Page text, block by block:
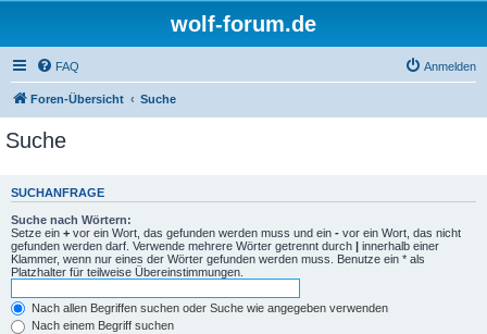
wolf-forum.de
FAQ Anmelden
Foren-Übersicht Suche
Suche
SUCHANFRAGE
Suche nach Wörtern:
Setze ein + vor ein Wort, das gefunden werden muss und ein - vor ein Wort, das nicht
gefunden werden darf. Verwende mehrere Wörter getrennt durch | innerhalb einer
Klammer, wenn nur eines der Wörter gefunden werden muss. Benutze ein * als
Platzhalter für teilweise Übereinstimmungen.
Nach allen Begriffen suchen oder Suche wie angegeben verwenden
Nach einem Begriff suchen